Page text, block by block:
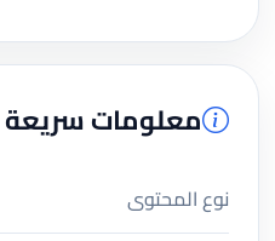
معلومات سريعة
نوع المحتوى